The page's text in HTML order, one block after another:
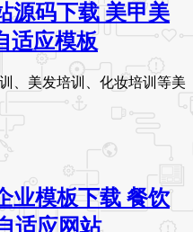
源码下载 美甲美
适应模板
、美发培训、化妆培训等美
业模板下载 餐饮
适应网站